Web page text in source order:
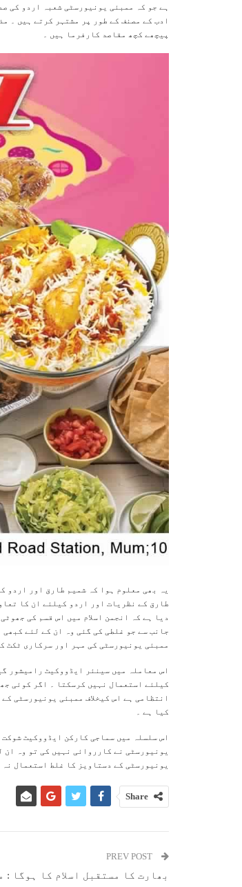
ہے جو کہ ممبئی یونیورسٹی شعبہ اردو کی
ادب کے مصنف کے طور پر مشتہر کرتے ہیں ۔
پیچھے کچھ مقاصد کارفرما ہیں ۔
یہ بھی معلوم ہوا کہ شمیم طارق اور اردو
طارق کے نظریات اور اردو کیلئے ان کا
دیا ہے کہ انجمن اسلام میں اس قسم کی
جانب سے جو غلطی کی گئی وہ ان کے لئے
ممبئی یونیورسٹی کی مہر اور سرکاری ٹکٹ
اس معاملہ میں سینئر ایڈووکیٹ رامیشور
کیلئے استعمال نہیں کرسکتا ۔ اگر کوئی
انتظامی ہے اس کیخلاف ممبئی یونیورسٹی
کیا ہے ۔
اس سلسلہ میں سماجی کارکن ایڈووکیٹ
یونیورسٹی نے کارروائی نہیں کی تو وہ
یونیورسٹی کے دستاویز کا غلط استعمال نہ
Share
بھارت کا مستقبل اسلام کا ہوگا :